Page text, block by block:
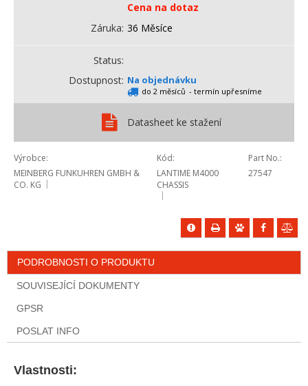
Cena na dotaz
Záruka 36 Měsíce
Status
Dostupnost Na objednávku
do 2 měsíců - termín upřesníme
Datasheet ke stažení
Výrobce
MEINBERG FUNKUHREN GMBH &
CO. KG
Kód
LANTIME M4000
CHASSIS
Part No.
27547
PODROBNOSTI O PRODUKTU
SOUVISEJÍCÍ DOKUMENTY
GPSR
POSLAT INFO
Vlastnosti: